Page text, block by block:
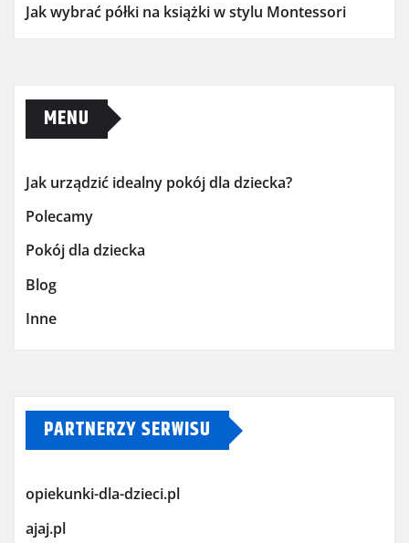
Jak wybrać półki na książki w stylu Montessori
MENU
Jak urządzić idealny pokój dla dziecka?
Polecamy
Pokój dla dziecka
Blog
Inne
PARTNERZY SERWISU
opiekunki-dla-dzieci.pl
ajaj.pl